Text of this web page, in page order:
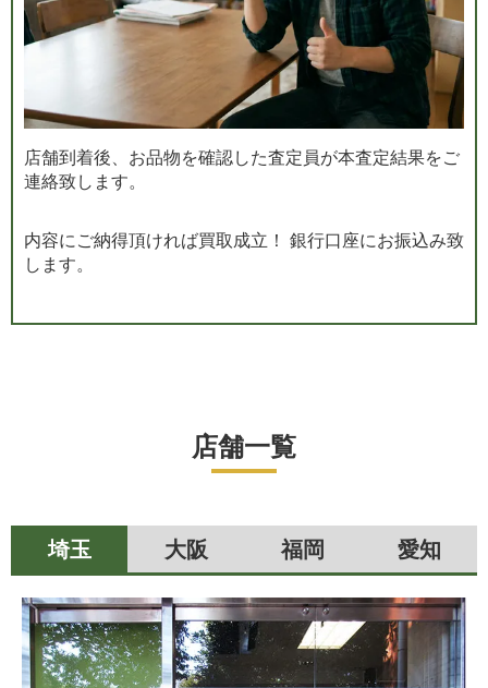
店舗到着後、お品物を確認した査定員が本査定結果をご
連絡致します。
内容にご納得頂ければ買取成立！ 銀行口座にお振込み致
します。
店舗一覧
埼玉 大阪 福岡 愛知